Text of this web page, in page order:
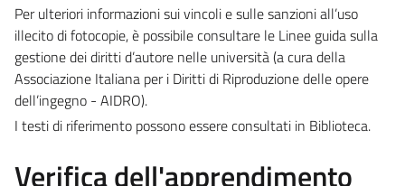
Per ulteriori informazioni sui vincoli e sulle sanzioni all’uso
illecito di fotocopie, è possibile consultare le Linee guida sulla
gestione dei diritti d’autore nelle università (a cura della
Associazione Italiana per i Diritti di Riproduzione delle opere
dell’ingegno - AIDRO).
I testi di riferimento possono essere consultati in Biblioteca.
Verifica dell'apprendimento